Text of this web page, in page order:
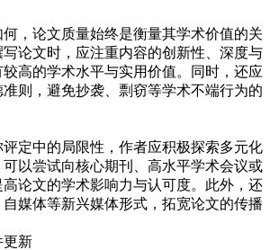
，论文质量始终是衡量其学术价值的关
论文时，应注重内容的创新性、深度与
高的学术水平与实用价值。同时，还应
则，避免抄袭、剽窃等学术不端行为的
定中的局限性，作者应积极探索多元化
以尝试向核心期刊、高水平学术会议或
论文的学术影响力与认可度。此外，还
媒体等新兴媒体形式，拓宽论文的传播
更新